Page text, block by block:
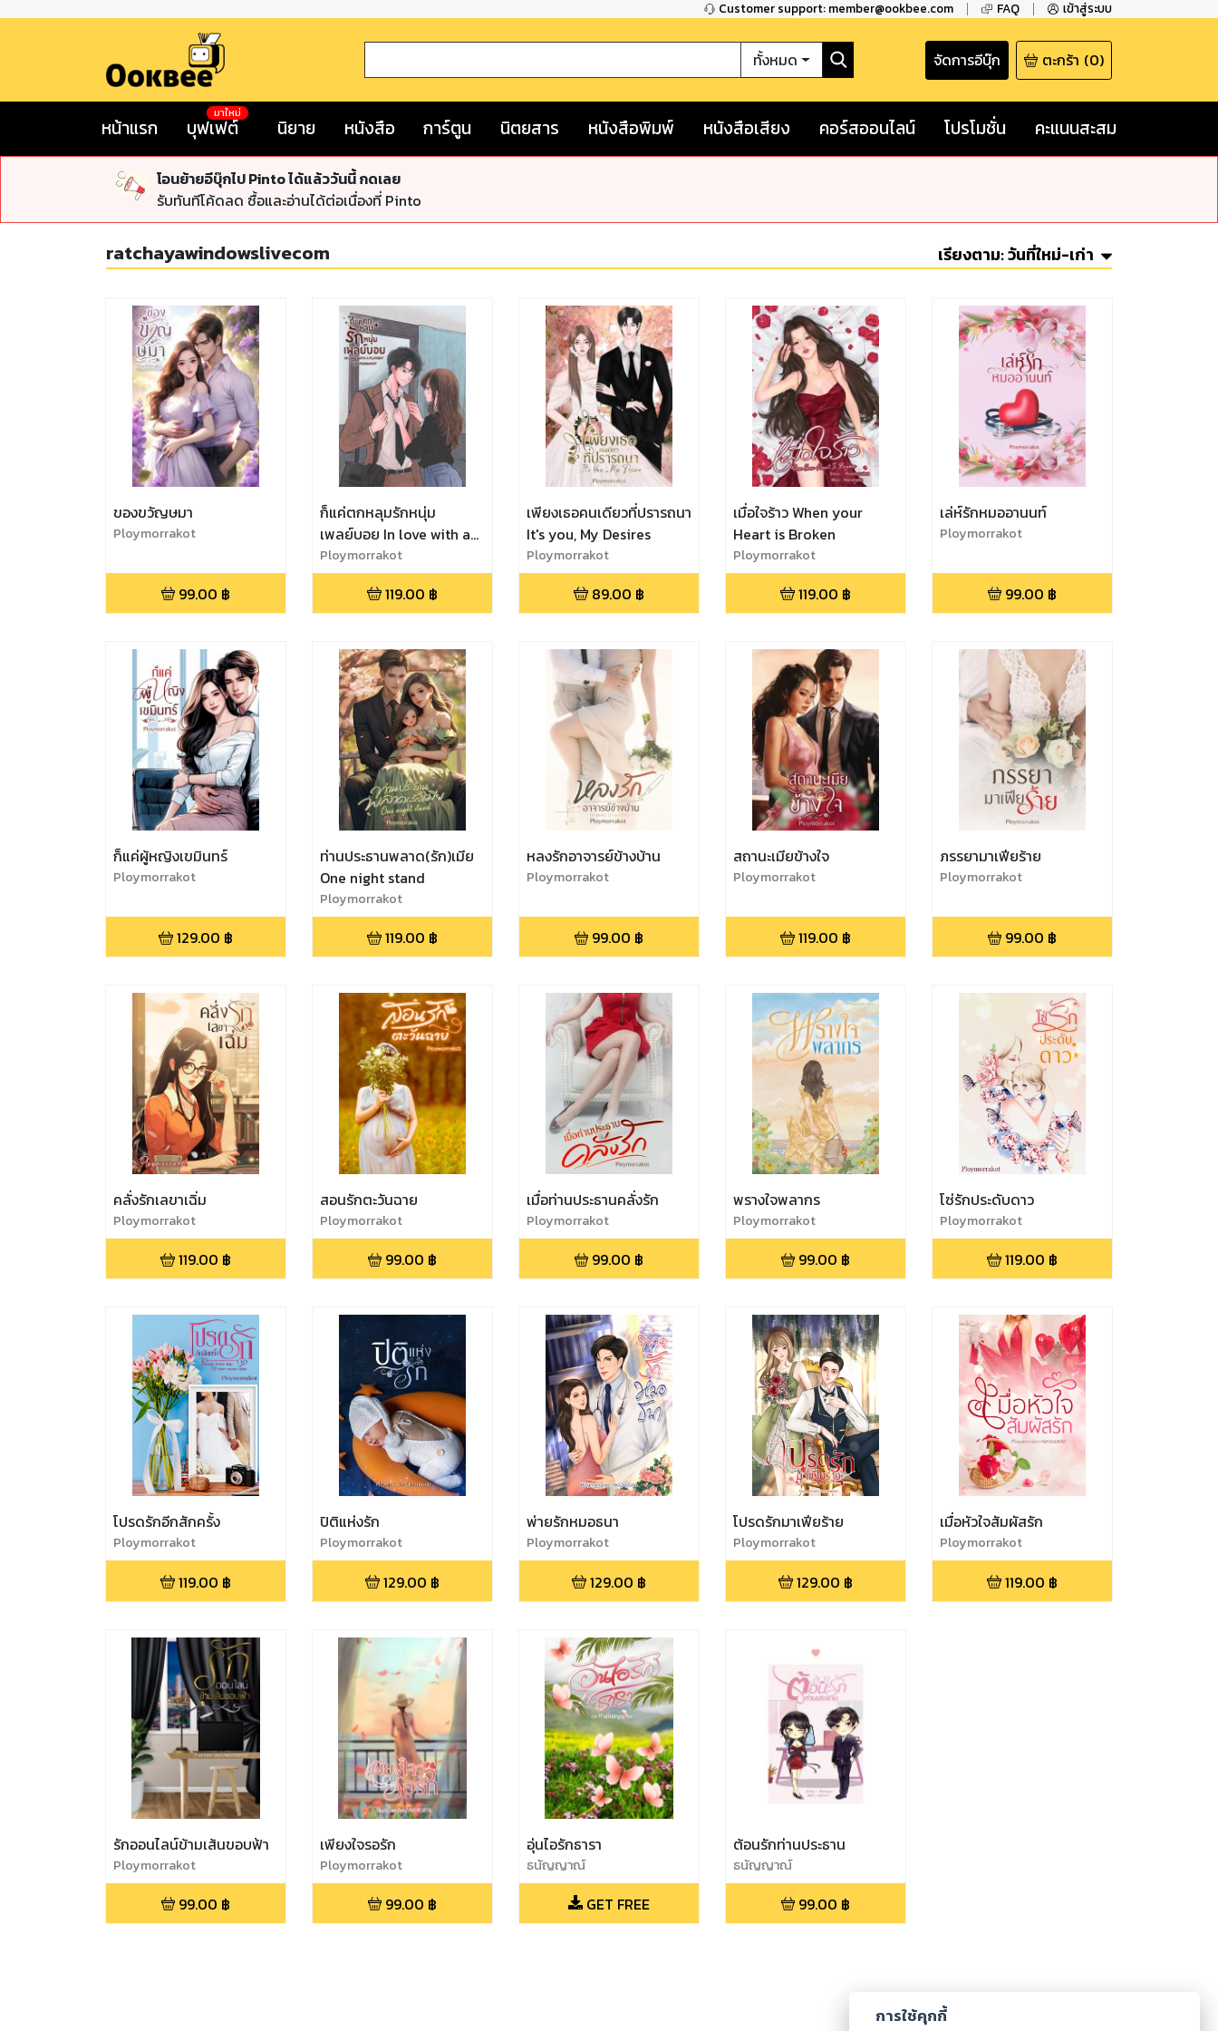
Customer support: member@ookbee.com FAQ เข้าสู่ระบบ
ทั้งหมด จัดการอีบุ๊ก ตะกร้า (0)
หน้าแรก บุฟเฟต์
มาใหม่
นิยาย หนังสือ การ์ตูน นิตยสาร หนังสือพิมพ์ หนังสือเสียง คอร์สออนไลน์ โปรโมชั่น คะแนนสะสม
โอนย้ายอีบุ๊กไป Pinto ได้แล้ววันนี้ กดเลย
รับทันทีโค้ดลด ซื้อและอ่านได้ต่อเนื่องที่ Pinto
ratchayawindowslivecom เรียงตาม:วันที่ใหม่-เก่า
ของขวัญษมา
Ploymorrakot
99.00 ฿
ก็แค่ตกหลุมรักหนุ่ม
เพลย์บอย In love with a
Playboy
Ploymorrakot
119.00 ฿
เพียงเธอคนเดียวที่ปรารถนา
It's you, My Desires
Ploymorrakot
89.00 ฿
เมื่อใจร้าว When your
Heart is Broken
Ploymorrakot
119.00 ฿
เล่ห์รักหมออานนท์
Ploymorrakot
99.00 ฿
ก็แค่ผู้หญิงเขมินทร์
Ploymorrakot
129.00 ฿
ท่านประธานพลาด(รัก)เมีย
One night stand
Ploymorrakot
119.00 ฿
หลงรักอาจารย์ข้างบ้าน
Ploymorrakot
99.00 ฿
สถานะเมียข้างใจ
Ploymorrakot
119.00 ฿
ภรรยามาเฟียร้าย
Ploymorrakot
99.00 ฿
คลั่งรักเลขาเฉิ่ม
Ploymorrakot
119.00 ฿
สอนรักตะวันฉาย
Ploymorrakot
99.00 ฿
เมื่อท่านประธานคลั่งรัก
Ploymorrakot
99.00 ฿
พรางใจพลากร
Ploymorrakot
99.00 ฿
โซ่รักประดับดาว
Ploymorrakot
119.00 ฿
โปรดรักอีกสักครั้ง
Ploymorrakot
119.00 ฿
ปิติแห่งรัก
Ploymorrakot
129.00 ฿
พ่ายรักหมอธนา
Ploymorrakot
129.00 ฿
โปรดรักมาเฟียร้าย
Ploymorrakot
129.00 ฿
เมื่อหัวใจสัมผัสรัก
Ploymorrakot
119.00 ฿
รักออนไลน์ข้ามเส้นขอบฟ้า
Ploymorrakot
99.00 ฿
เพียงใจรอรัก
Ploymorrakot
99.00 ฿
อุ่นไอรักธารา
ธนัญญาณ์
GET FREE
ต้อนรักท่านประธาน
ธนัญญาณ์
99.00 ฿
การใช้คุกกี้